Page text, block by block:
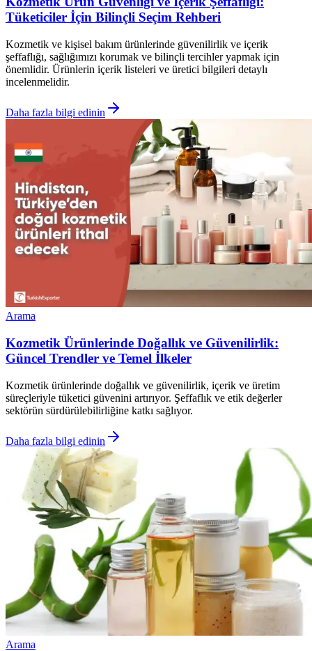
Tüketiciler İçin Bilinçli Seçim Rehberi
Kozmetik ve kişisel bakım ürünlerinde güvenilirlik ve içerik
şeffaflığı, sağlığımızı korumak ve bilinçli tercihler yapmak için
önemlidir. Ürünlerin içerik listeleri ve üretici bilgileri detaylı
incelenmelidir.
Daha fazla bilgi edinin
Arama
Kozmetik Ürünlerinde Doğallık ve Güvenilirlik:
Güncel Trendler ve Temel İlkeler
Kozmetik ürünlerinde doğallık ve güvenilirlik, içerik ve üretim
süreçleriyle tüketici güvenini artırıyor. Şeffaflık ve etik değerler
sektörün sürdürülebilirliğine katkı sağlıyor.
Daha fazla bilgi edinin
Arama